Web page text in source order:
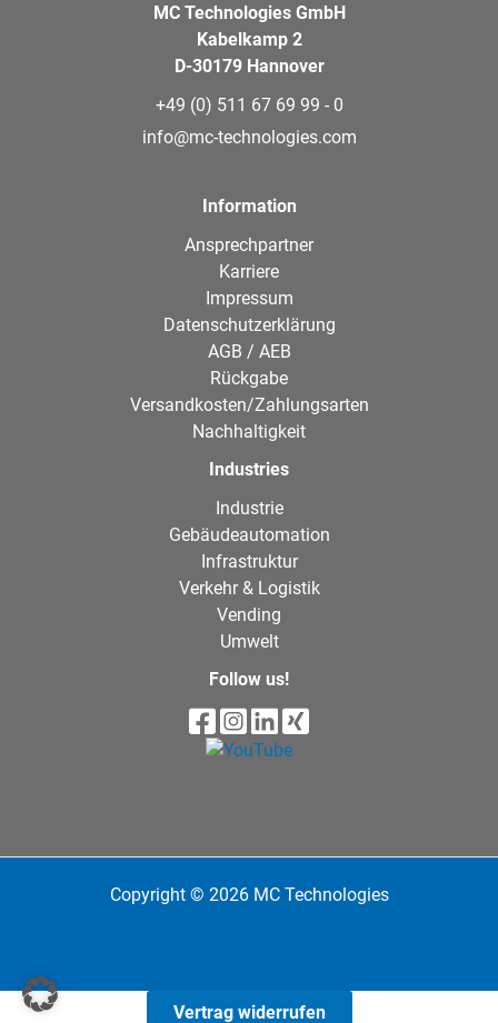
MC Technologies GmbH
Kabelkamp 2
D-30179 Hannover
+49 (0) 511 67 69 99 - 0
info@mc-technologies.com
Information
Ansprechpartner
Karriere
Impressum
Datenschutzerklärung
AGB / AEB
Rückgabe
Versandkosten/Zahlungsarten
Nachhaltigkeit
Industries
Industrie
Gebäudeautomation
Infrastruktur
Verkehr & Logistik
Vending
Umwelt
Follow us!
Copyright © 2026 MC Technologies
Vertrag widerrufen